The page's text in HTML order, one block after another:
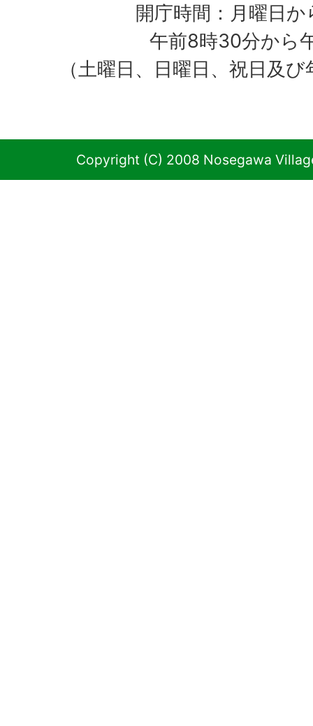
開庁時間：月曜日か
午前8時30分から
（土曜日、日曜日、祝日及
Copyright (C) 2008 Nosegawa